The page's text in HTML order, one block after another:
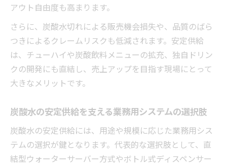
アウト自由度も高まります。
さらに、炭酸水切れによる販売機会損失や、品質のばら
つきによるクレームリスクも低減されます。安定供給
は、チューハイや炭酸飲料メニューの拡充、独自ドリン
クの開発にも直結し、売上アップを目指す現場にとって
大きなメリットです。
炭酸水の安定供給を支える業務用システムの選択肢
炭酸水の安定供給には、用途や規模に応じた業務用シス
テムの選択が鍵となります。代表的な選択肢として、直
結型ウォーターサーバー方式やボトル式ディスペンサー